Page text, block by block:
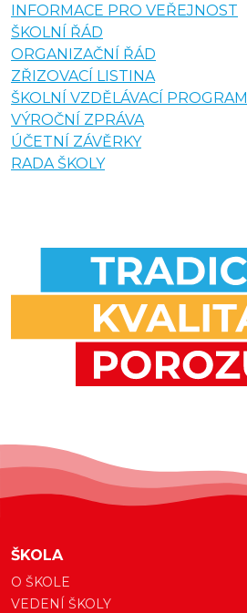
INFORMACE PRO VEŘEJNOST
ŠKOLNÍ ŘÁD
ORGANIZAČNÍ ŘÁD
ZŘIZOVACÍ LISTINA
ŠKOLNÍ VZDĚLÁVACÍ PROGRAM
VÝROČNÍ ZPRÁVA
ÚČETNÍ ZÁVĚRKY
RADA ŠKOLY
ŠKOLA
O ŠKOLE
VEDENÍ ŠKOLY